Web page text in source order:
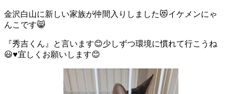
金沢白山に新しい家族が仲間入りしました😻イケメンにゃ
んこです😸
『秀吉くん』と言います😊少しずつ環境に慣れて行こうね
😃♥️宜しくお願いします😊